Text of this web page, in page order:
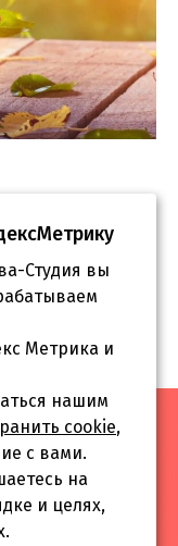
реабилитации»,
Студия вы
Метрика и
нашим
cookie,
с вами.
на
и целях,